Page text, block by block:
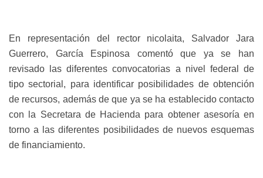
En representación del rector nicolaita, Salvador Jara
Guerrero, García Espinosa comentó que ya se han
revisado las diferentes convocatorias a nivel federal de
tipo sectorial, para identificar posibilidades de obtención
de recursos, además de que ya se ha establecido contacto
con la Secretara de Hacienda para obtener asesoría en
torno a las diferentes posibilidades de nuevos esquemas
de financiamiento.